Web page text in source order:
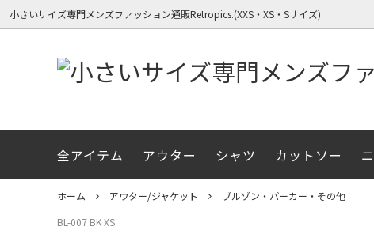
小さいサイズ専門メンズファッション通販Retropics.(XXS・XS・Sサイズ)
全アイテム一覧（新着順） 長袖シャ
ボトムス ニット/セー
全アイテム一覧（新着順） 春物アイテ
冬物アイテム XXSサイズ
RetroPics.のコンセプト メディア掲
初めての方へサイズガイド
全アイテム アウター シャツ カットソー
ホーム アウター/ジャケット ブルゾン・パーカー・その他
BL-007 BK XS